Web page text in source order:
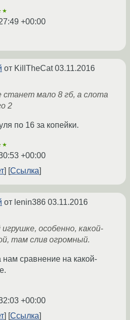
+00:00
от KillTheCat03.11.2016
мало 8 гб, а слота
2
по 16 за копейки.
+00:00
Ссылка
от lenin386 03.11.2016
особенно, какой-
там слив огромный.
сравнение на какой-
+00:00
Ссылка